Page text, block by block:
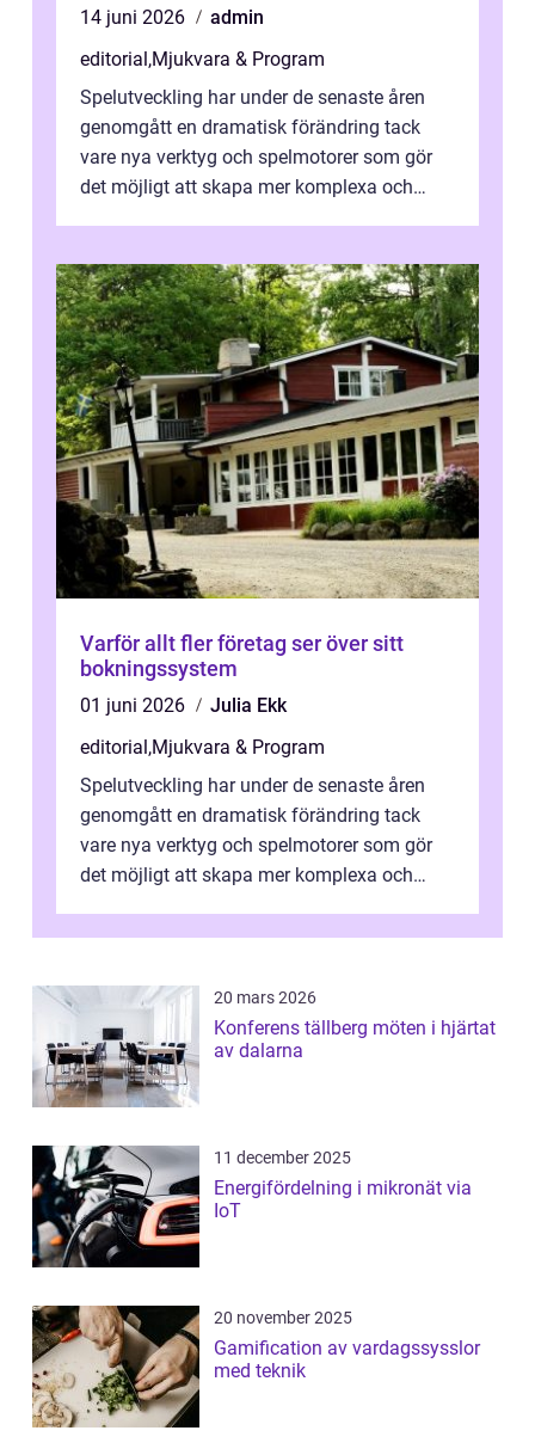
14 juni 2026
admin
editorial,Mjukvara & Program
Spelutveckling har under de senaste åren
genomgått en dramatisk förändring tack
vare nya verktyg och spelmotorer som gör
det möjligt att skapa mer komplexa och
Varför allt fler företag ser över sitt
bokningssystem
01 juni 2026
Julia Ekk
editorial,Mjukvara & Program
Spelutveckling har under de senaste åren
genomgått en dramatisk förändring tack
vare nya verktyg och spelmotorer som gör
det möjligt att skapa mer komplexa och
20 mars 2026
Konferens tällberg möten i hjärtat
av dalarna
11 december 2025
Energifördelning i mikronät via
IoT
20 november 2025
Gamification av vardagssysslor
med teknik